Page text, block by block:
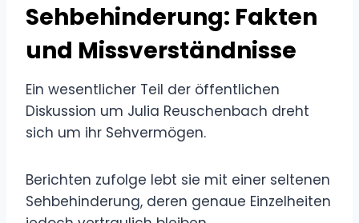
Sehbehinderung: Fakten
und Missverständnisse
Ein wesentlicher Teil der öffentlichen
Diskussion um Julia Reuschenbach dreht
sich um ihr Sehvermögen.
Berichten zufolge lebt sie mit einer seltenen
Sehbehinderung, deren genaue Einzelheiten